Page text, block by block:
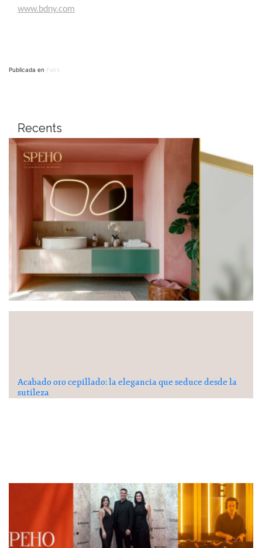
www.bdny.com
Publicada en Fairs
Recents
Acabado oro cepillado: la elegancia que seduce desde la
sutileza